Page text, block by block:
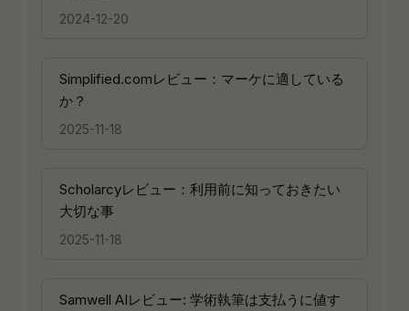
2024-12-20
Simplified.comレビュー：マーケに適している
か？
2025-11-18
Scholarcyレビュー：利用前に知っておきたい
大切な事
2025-11-18
Samwell AIレビュー: 学術執筆は支払うに値す